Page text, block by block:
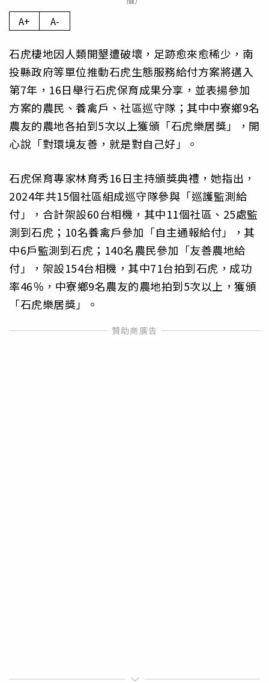
A+ A-
石虎棲地因人類開墾遭破壞，足跡愈來愈稀少，南
投縣政府等單位推動石虎生態服務給付方案將邁入
第7年，16日舉行石虎保育成果分享，並表揚參加
方案的農民、養禽戶、社區巡守隊；其中中寮鄉9名
農友的農地各拍到5次以上獲頒「石虎樂居獎」，開
心說「對環境友善，就是對自己好」。
石虎保育專家林育秀16日主持頒獎典禮，她指出，
2024年共15個社區組成巡守隊參與「巡護監測給
付」，合計架設60台相機，其中11個社區、25處監
測到石虎；10名養禽戶參加「自主通報給付」，其
中6戶監測到石虎；140名農民參加「友善農地給
付」，架設154台相機，其中71台拍到石虎，成功
率46％，中寮鄉9名農友的農地拍到5次以上，獲頒
「石虎樂居獎」。